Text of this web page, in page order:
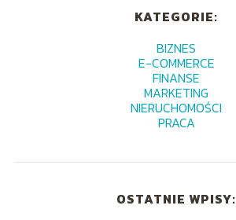
KATEGORIE:
BIZNES
E-COMMERCE
FINANSE
MARKETING
NIERUCHOMOŚCI
PRACA
OSTATNIE WPISY: